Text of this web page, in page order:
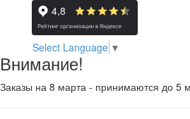
Select Language ▼
Внимание!
Заказы на 8 марта - принимаются до 5